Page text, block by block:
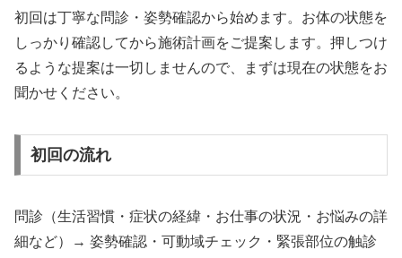
初回は丁寧な問診・姿勢確認から始めます。お体の状態を
しっかり確認してから施術計画をご提案します。押しつけ
るような提案は一切しませんので、まずは現在の状態をお
聞かせください。
初回の流れ
問診（生活習慣・症状の経緯・お仕事の状況・お悩みの詳
細など）→ 姿勢確認・可動域チェック・緊張部位の触診